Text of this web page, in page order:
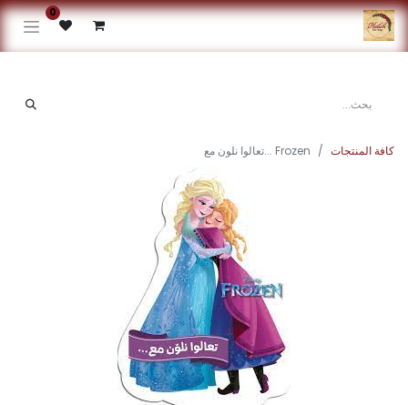
0
كافة المنتجات Frozen ...تعالوا نلون مع